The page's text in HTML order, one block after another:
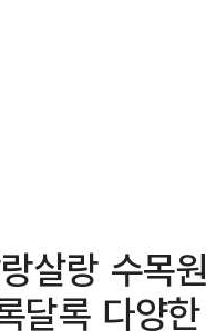
살랑 수목
달록 다양